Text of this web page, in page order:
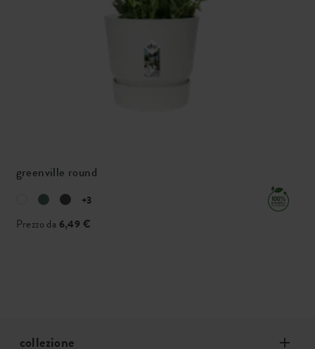
greenville round
+3
Prezzo da 6,49 €
collezione